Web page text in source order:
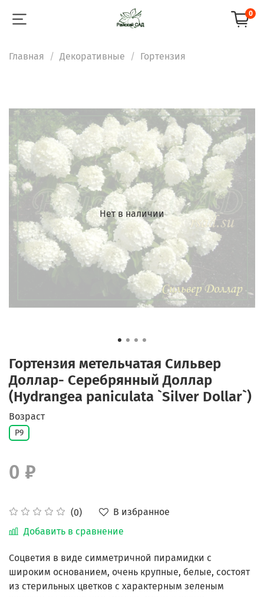
0
Главная Декоративные Гортензия
Нет в наличии
Гортензия метельчатая Сильвер
Доллар- Серебрянный Доллар
(Hydrangea paniculata `Silver Dollar`)
(0)
В избранное
Добавить в сравнение
Возраст
Р9
0 ₽
Соцветия в виде симметричной пирамидки с
широким основанием, очень крупные, белые, состоят
из стерильных цветков с характерным зеленым